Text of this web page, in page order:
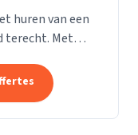
huren van een
terecht. Met